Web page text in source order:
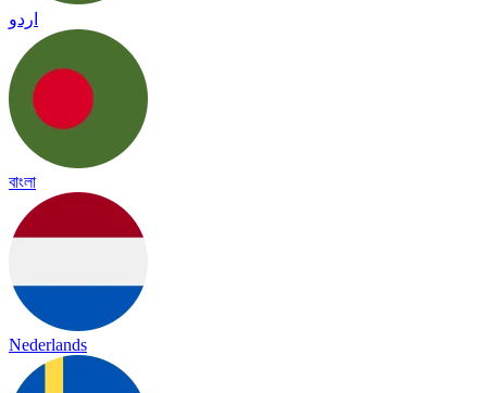
اردو
বাংলা
Nederlands